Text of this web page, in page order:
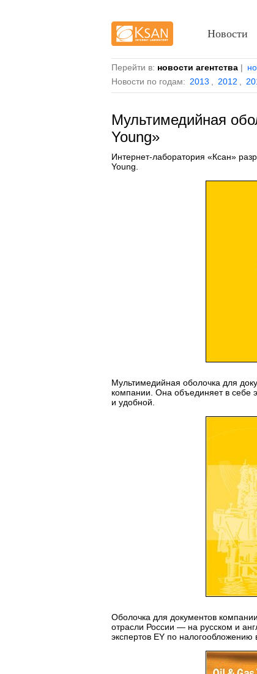
Перейти в: новости агентства |
Новости по годам: 2013 2012
Мультимедийная
Young»
Интернет-лаборатория «Ксан»
Young.
Мультимедийная оболочка для
компании. Она объединяет в себе
и удобной.
Оболочка для документов
отрасли России — на русском и
экспертов EY по налогообложению
Новости